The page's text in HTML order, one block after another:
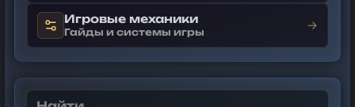
Игровые механики
Гайды и системы игры →